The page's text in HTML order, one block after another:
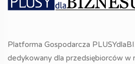
Platforma Gospodarcza
dedykowany dla przedsiębiorców w